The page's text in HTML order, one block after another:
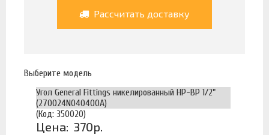
Рассчитать доставку
Выберите модель
Угол General Fittings никелированный НР-ВР 1/2"
(270024N040400A)
(Код: 350020)
Цена: 370р.